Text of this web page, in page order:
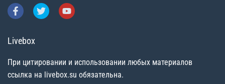
Livebox
При цитировании и использовании любых материалов
ссылка на livebox.su обязательна.